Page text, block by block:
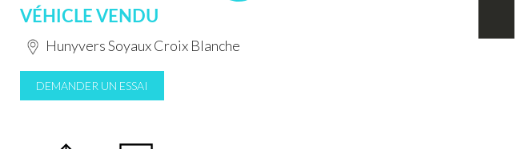
VÉHICLE VENDU
Hunyvers Soyaux Croix Blanche
DEMANDER UN ESSAI